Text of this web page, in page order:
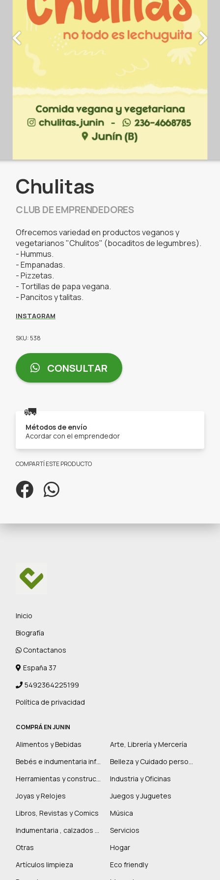
Chulitas
CLUB DE EMPRENDEDORES
Ofrecemos variedad en productos veganos y
vegetarianos "Chulitos" (bocaditos de legumbres).
- Hummus.
- Empanadas.
- Pizzetas.
- Tortillas de papa vegana.
- Pancitos y talitas.
INSTAGRAM
SKU: 538
CONSULTAR
🚛
Métodos de envío
Acordar con el emprendedor
COMPARTÍ ESTE PRODUCTO
Inicio
Biografía
Contactanos
España 37
5492364225199
Política de privacidad
COMPRÁ EN JUNIN
Alimentos y Bebidas
Arte, Librería y Mercería
Bebés e indumentaria infantil
Belleza y Cuidado personal
Herramientas y construcción
Industria y Oficinas
Joyas y Relojes
Juegos y Juguetes
Libros, Revistas y Comics
Música
Indumentaria , calzados y marroquinería
Servicios
Otras
Hogar
Artículos limpieza
Eco friendly